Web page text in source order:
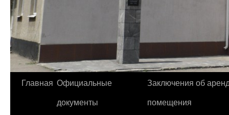
Перейти
Главная Официальные
документы
Заключения об
помещения